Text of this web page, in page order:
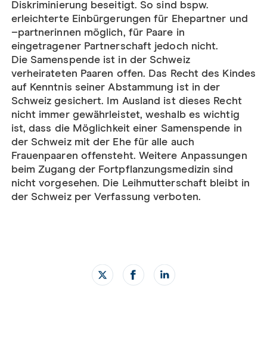
Diskriminierung beseitigt. So sind bspw.
erleichterte Einbürgerungen für Ehepartner und
–partnerinnen möglich, für Paare in
eingetragener Partnerschaft jedoch nicht.
Die Samenspende ist in der Schweiz
verheirateten Paaren offen. Das Recht des Kindes
auf Kenntnis seiner Abstammung ist in der
Schweiz gesichert. Im Ausland ist dieses Recht
nicht immer gewährleistet, weshalb es wichtig
ist, dass die Möglichkeit einer Samenspende in
der Schweiz mit der Ehe für alle auch
Frauenpaaren offensteht. Weitere Anpassungen
beim Zugang der Fortpflanzungsmedizin sind
nicht vorgesehen. Die Leihmutterschaft bleibt in
der Schweiz per Verfassung verboten.